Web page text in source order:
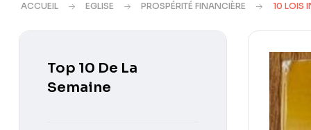
ACCUEIL EGLISE PROSPÉRITÉ FINANCIÈRE 10 LOIS
Top 10 De La
Semaine